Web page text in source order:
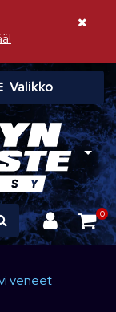
Sulje
Valikko
0
veneet